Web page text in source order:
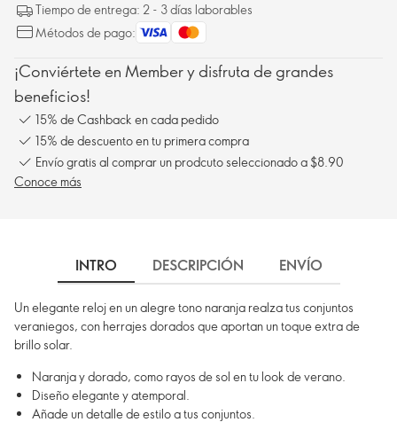
Tiempo de entrega: 2 - 3 días laborables
Métodos de pago:
¡Conviértete en Member y disfruta de grandes
beneficios!
15% de Cashback en cada pedido
15% de descuento en tu primera compra
Envío gratis al comprar un prodcuto seleccionado a $8.90
Conoce más
INTRO DESCRIPCIÓN ENVÍO
Un elegante reloj en un alegre tono naranja realza tus conjuntos
veraniegos, con herrajes dorados que aportan un toque extra de
brillo solar.
Naranja y dorado, como rayos de sol en tu look de verano.
Diseño elegante y atemporal.
Añade un detalle de estilo a tus conjuntos.